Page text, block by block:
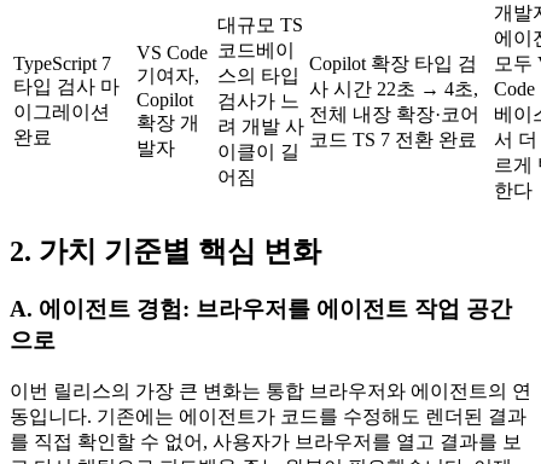
TypeScript 7
타입 검사 마
이그레이션
완료
VS Code
기여자,
Copilot
확장 개
발자
대규모 TS
코드베이
스의 타입
검사가 느
려 개발 사
이클이 길
어짐
Copilot 확장 타입 검
사 시간 22초 → 4초,
전체 내장 확장·코어
코드 TS 7 전환 완료
개발
에이
모두
베이
서 더
르게
한다
2. 가치 기준별 핵심 변화
A. 에이전트 경험: 브라우저를 에이전트 작업 공간
으로
이번 릴리스의 가장 큰 변화는 통합 브라우저와 에이전트의 연
동입니다. 기존에는 에이전트가 코드를 수정해도 렌더된 결과
를 직접 확인할 수 없어, 사용자가 브라우저를 열고 결과를 보